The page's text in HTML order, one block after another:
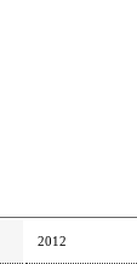
2012